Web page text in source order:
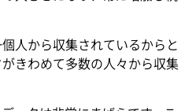
人から収集されているからと
きわめて多数の人々から収集